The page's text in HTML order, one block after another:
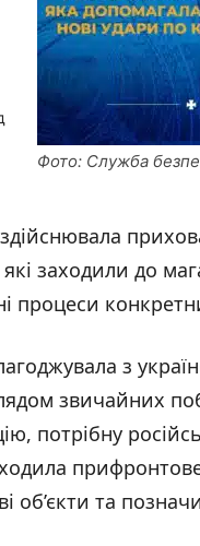
Фото: Служба
заходили до
процеси
з
звичайних
потрібну
та